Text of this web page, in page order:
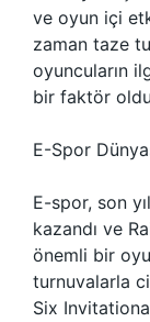
ve oyun içi
zaman taze
oyuncuların
bir faktör
E-Spor
E-spor, son
kazandı ve
önemli bir
turnuvalarla
Six